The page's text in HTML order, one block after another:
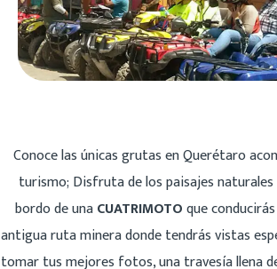
Conoce las únicas grutas en Querétaro
turismo; Disfruta de los paisajes naturales
bordo de unaCUATRIMOTOque
antigua ruta minera donde tendrás vistas
tomar tus mejores fotos, una travesía llena